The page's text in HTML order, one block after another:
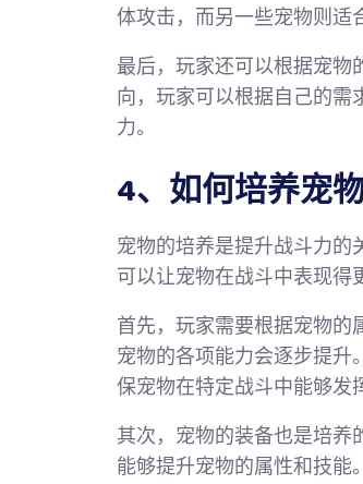
体攻击，而另一些宠物则适
最后，玩家还可以根据宠物
向，玩家可以根据自己的需
力。
4、如何培养宠
宠物的培养是提升战斗力的
可以让宠物在战斗中表现得
首先，玩家需要根据宠物的
宠物的各项能力会逐步提升
保宠物在特定战斗中能够发
其次，宠物的装备也是培养
能够提升宠物的属性和技能